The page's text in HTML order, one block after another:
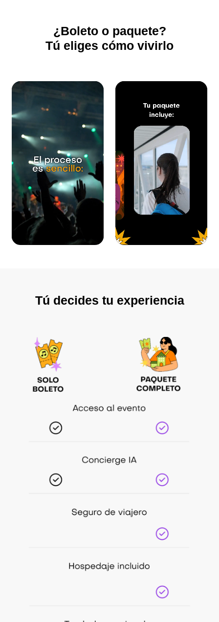
¿Boleto o paquete?
Tú eliges cómo vivirlo
Tú decides tu experiencia